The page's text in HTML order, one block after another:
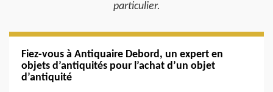
particulier.
Fiez-vous à Antiquaire Debord, un expert en
objets d’antiquités pour l’achat d’un objet
d’antiquité